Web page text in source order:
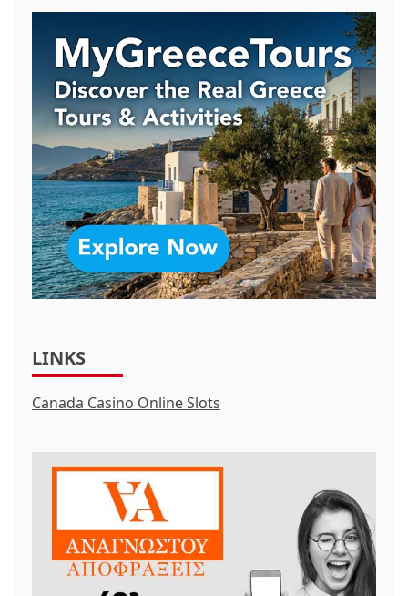
LINKS
Canada Casino Online Slots